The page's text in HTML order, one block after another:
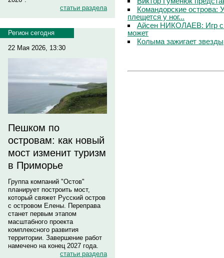
статьи раздела
Регион сегодня
22 Мая 2026, 13:30
Пешком по
островам: как новый
мост изменит туризм
в Приморье
Группа компаний "Остов"
планирует построить мост,
который свяжет Русский остров
с островом Елены. Переправа
станет первым этапом
масштабного проекта
комплексного развития
территории. Завершение работ
намечено на конец 2027 года.
статьи раздела
Командорские острова:
плещется у ног...
Айсен НИКОЛАЕВ: Игр с
может
Колыма зажигает звезды